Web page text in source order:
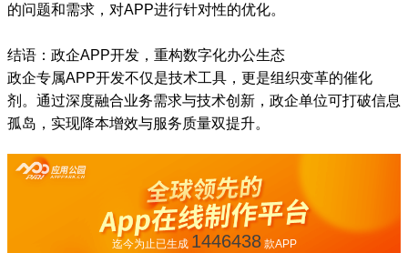
的问题和需求，对APP进行针对性的优化。
结语：政企APP开发，重构数字化办公生态
政企专属APP开发不仅是技术工具，更是组织变革的催化
剂。通过深度融合业务需求与技术创新，政企单位可打破信息
孤岛，实现降本增效与服务质量双提升。
迄今为止已生成 1446438款APP